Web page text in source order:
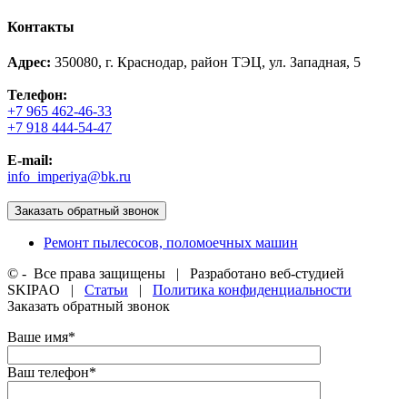
Контакты
Адрес: 350080, г. Краснодар, район ТЭЦ, ул. Западная, 5
Телефон:
+7 965 462-46-33
+7 918 444-54-47
E-mail:
info_imperiya@bk.ru
Заказать обратный звонок
Ремонт пылесосов, поломоечных машин
© - Все права защищены | Разработано веб-студией
SKIPAO | Статьи | Политика конфиденциальности
Заказать обратный звонок
Ваше имя*
Ваш телефон*